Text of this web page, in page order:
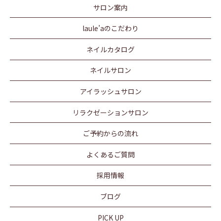
サロン案内
laule’aのこだわり
ネイルカタログ
ネイルサロン
アイラッシュサロン
リラクゼーションサロン
ご予約からの流れ
よくあるご質問
採用情報
ブログ
PICK UP